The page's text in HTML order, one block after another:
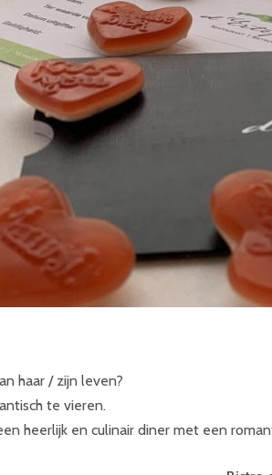
haar / zijn leven?
te vieren.
heerlijk en culinair diner met een